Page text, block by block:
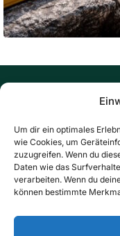
Um dir ein optimales
wie Cookies, um
zuzugreifen. Wenn du
Daten wie das
verarbeiten. Wenn du
können bestimmte
Ingenieurbüro DI
Exenberger
KONTAKTIch freue
Wir begleiten
finalen